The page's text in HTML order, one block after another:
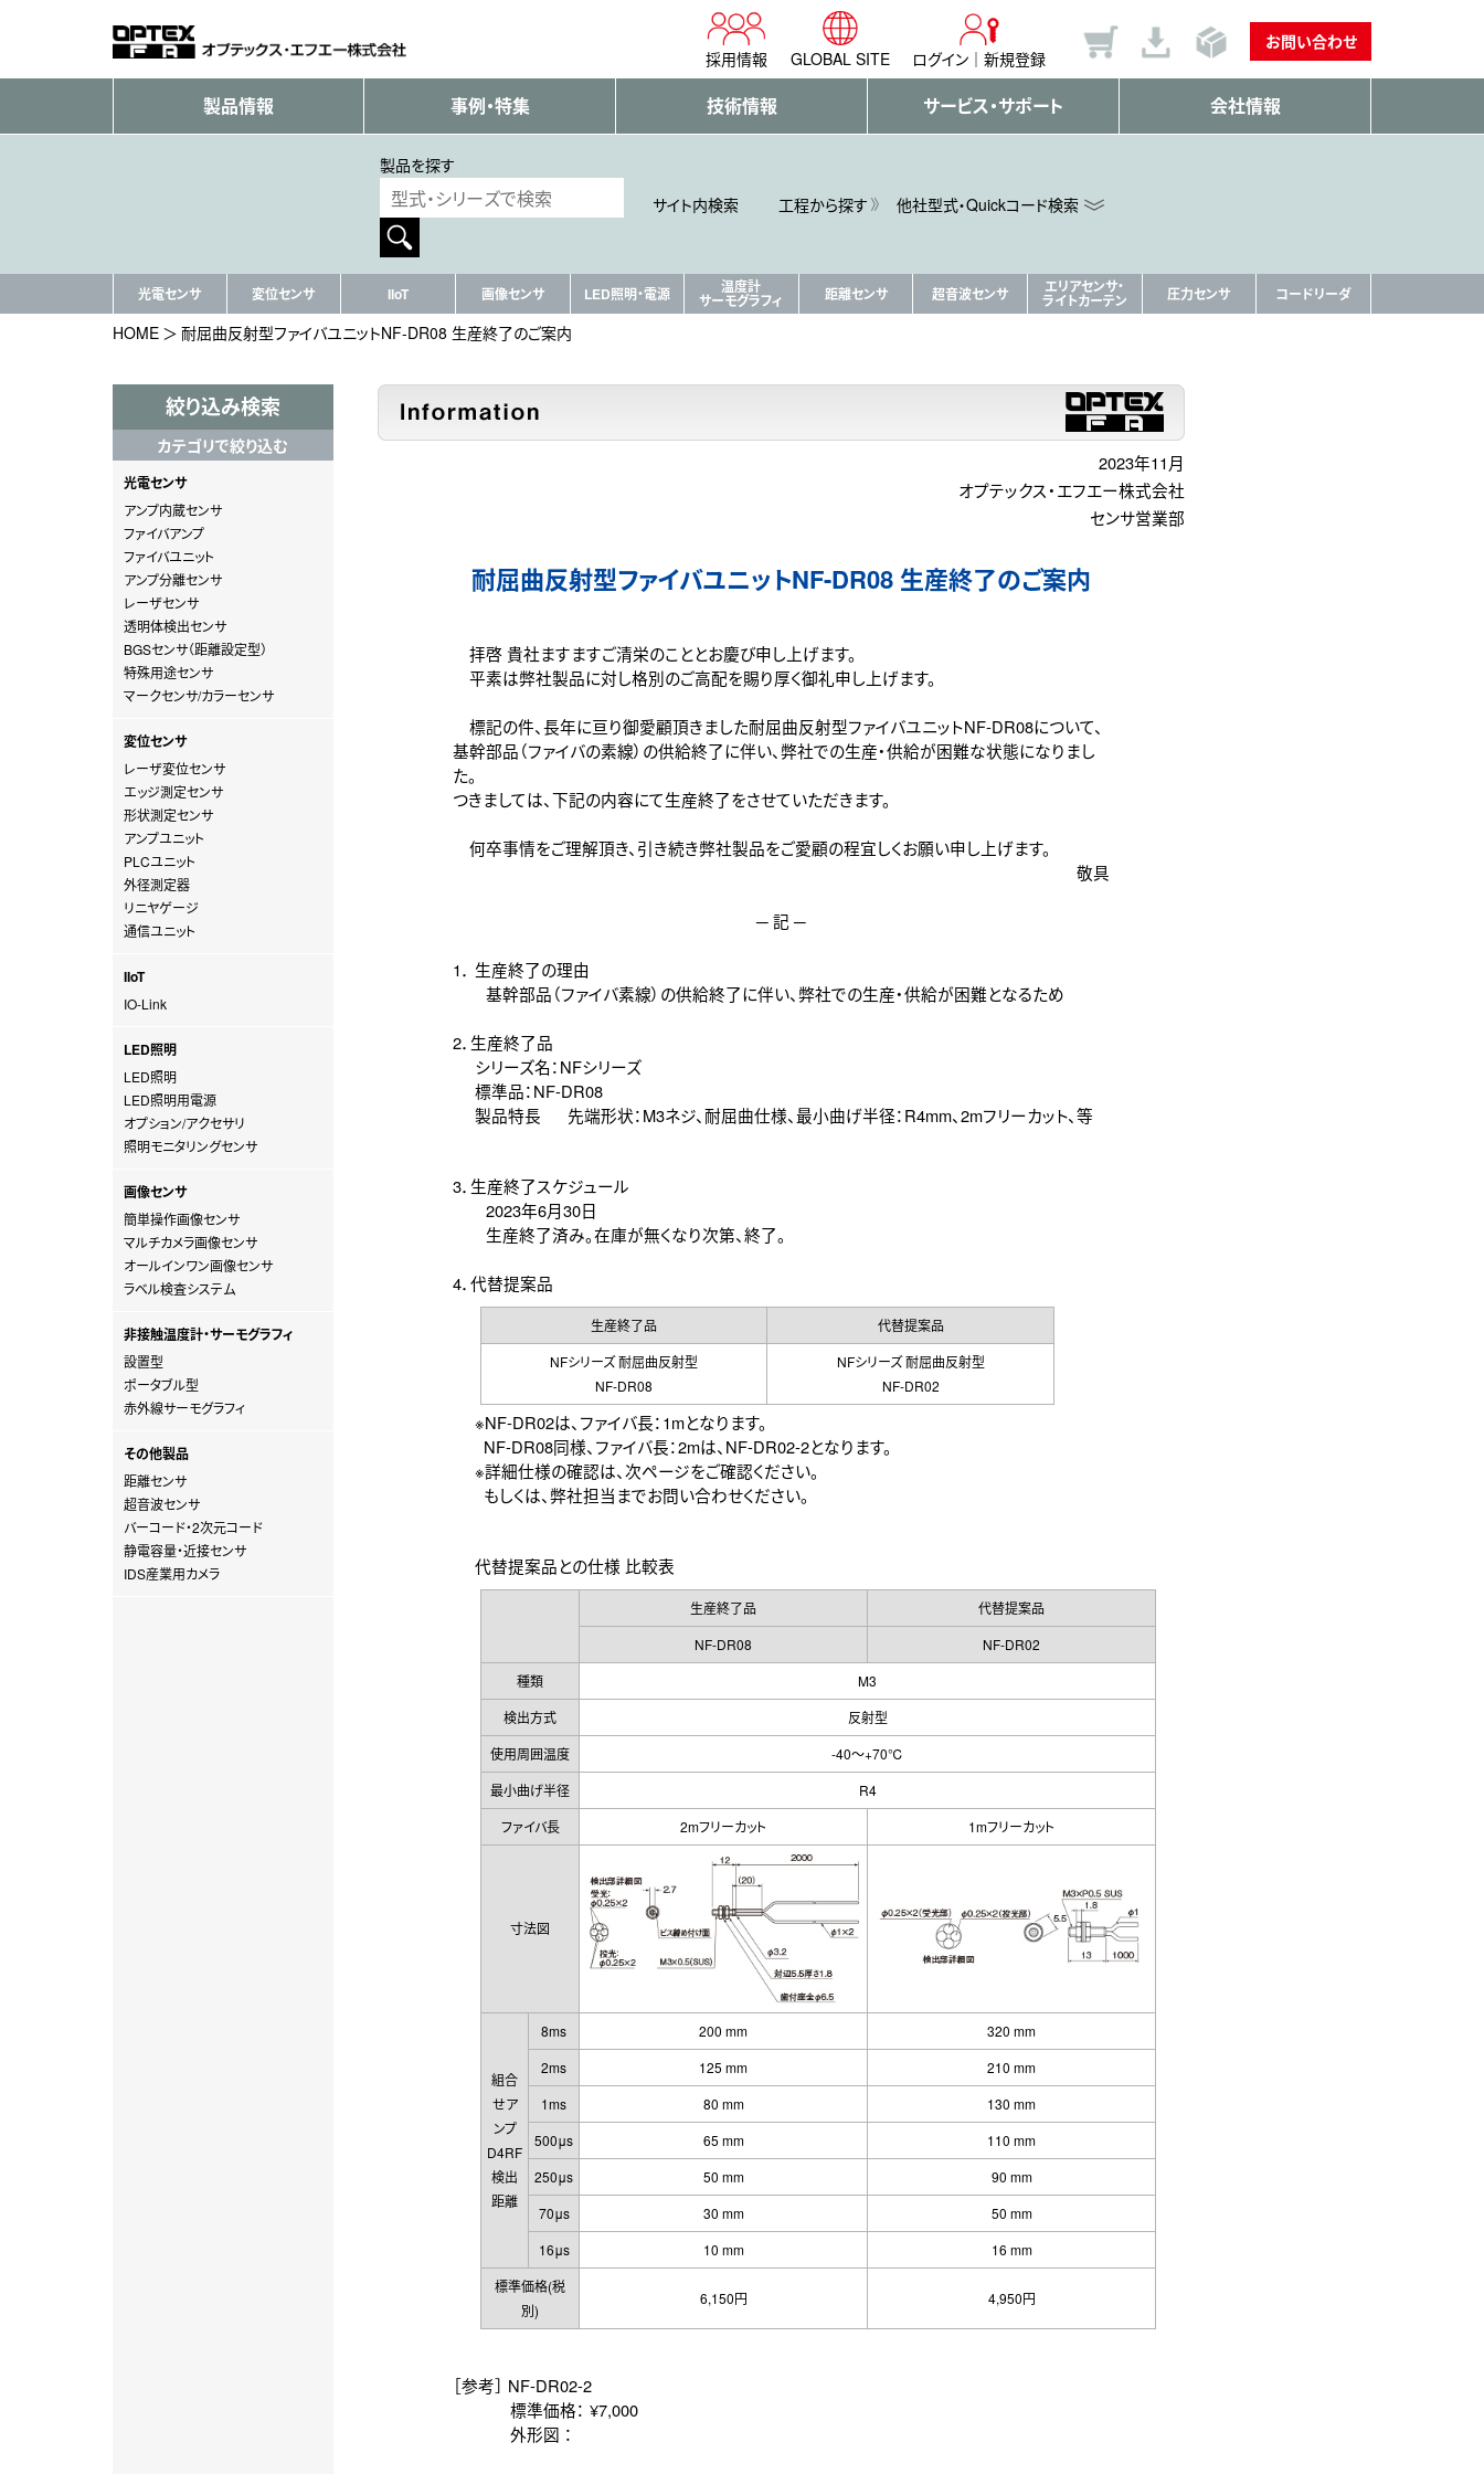
採用情報 GLOBAL SITE ログイン 新規登録
お問い合わせ
製品情報 事例・特集 技術情報 サービス・サポート 会社情報
製品を探す
サイト内検索
工程から探す 他社型式・Quickコード検索
光電センサ 変位センサ IIoT 画像センサ LED照明・電源 温度計
サーモグラフィ 距離センサ 超音波センサ エリアセンサ・
ライトカーテン 圧力センサ コードリーダ
HOME 耐屈曲反射型ファイバユニットNF-DR08 生産終了のご案内
絞り込み検索
カテゴリで絞り込む
光電センサ
アンプ内蔵センサ
ファイバアンプ
ファイバユニット
アンプ分離センサ
レーザセンサ
透明体検出センサ
BGSセンサ（距離設定型）
特殊用途センサ
マークセンサ/カラーセンサ
変位センサ
レーザ変位センサ
エッジ測定センサ
形状測定センサ
アンプユニット
PLCユニット
外径測定器
リニヤゲージ
通信ユニット
IIoT
IO-Link
LED照明
LED照明
LED照明用電源
オプション/アクセサリ
照明モニタリングセンサ
画像センサ
簡単操作画像センサ
マルチカメラ画像センサ
オールインワン画像センサ
ラベル検査システム
非接触温度計・サーモグラフィ
設置型
ポータブル型
赤外線サーモグラフィ
その他製品
距離センサ
超音波センサ
バーコード・2次元コード
静電容量・近接センサ
IDS産業用カメラ
2023年11月
オプテックス・エフエー株式会社
センサ営業部
耐屈曲反射型ファイバユニットNF-DR08 生産終了のご案内
拝啓 貴社ますますご清栄のこととお慶び申し上げます。
平素は弊社製品に対し格別のご高配を賜り厚く御礼申し上げます。
標記の件、長年に亘り御愛顧頂きました耐屈曲反射型ファイバユニットNF-DR08について、
基幹部品（ファイバの素線）の供給終了に伴い、弊社での生産・供給が困難な状態になりまし
た。
つきましては、下記の内容にて生産終了をさせていただきます。
何卒事情をご理解頂き、引き続き弊社製品をご愛顧の程宜しくお願い申し上げます。
敬具
─ 記 ─
1． 生産終了の理由
基幹部品（ファイバ素線）の供給終了に伴い、弊社での生産・供給が困難となるため
2．生産終了品
シリーズ名：NFシリーズ
標準品：NF-DR08
製品特長 先端形状：M3ネジ、耐屈曲仕様、最小曲げ半径：R4mm、2mフリーカット、等
3．生産終了スケジュール
2023年6月30日
生産終了済み。在庫が無くなり次第、終了。
4．代替提案品
生産終了品
代替提案品
NFシリーズ 耐屈曲反射型
NF-DR08
NFシリーズ 耐屈曲反射型
NF-DR02
※NF-DR02は、ファイバ長：1mとなります。
NF-DR08同様、ファイバ長：2mは、NF-DR02-2となります。
※詳細仕様の確認は、次ページをご確認ください。
もしくは、弊社担当までお問い合わせください。
代替提案品との仕様 比較表
生産終了品
代替提案品
NF-DR08
NF-DR02
種類
M3
検出方式
反射型
使用周囲温度
-40～+70℃
最小曲げ半径
R4
ファイバ長
2mフリーカット 1mフリーカット
寸法図
組合
せア
ンプ
D4RF
検出
距離
8ms 200 mm
320 mm
2ms
125 mm
210 mm
1ms
80 mm
130 mm
500μs
65 mm
110 mm
250μs
50 mm
90 mm
70μs
30 mm
50 mm
16μs
10 mm
16 mm
標準価格(税
別)
6,150円 4,950円
［参考］ NF-DR02-2
標準価格： ¥7,000
外形図 ：